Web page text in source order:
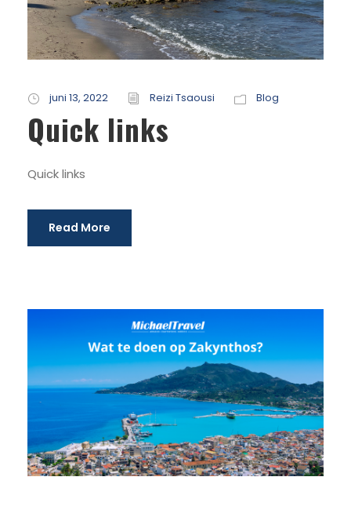
juni 13, 2022 Reizi Tsaousi Blog
Quick links
Quick links
Read More